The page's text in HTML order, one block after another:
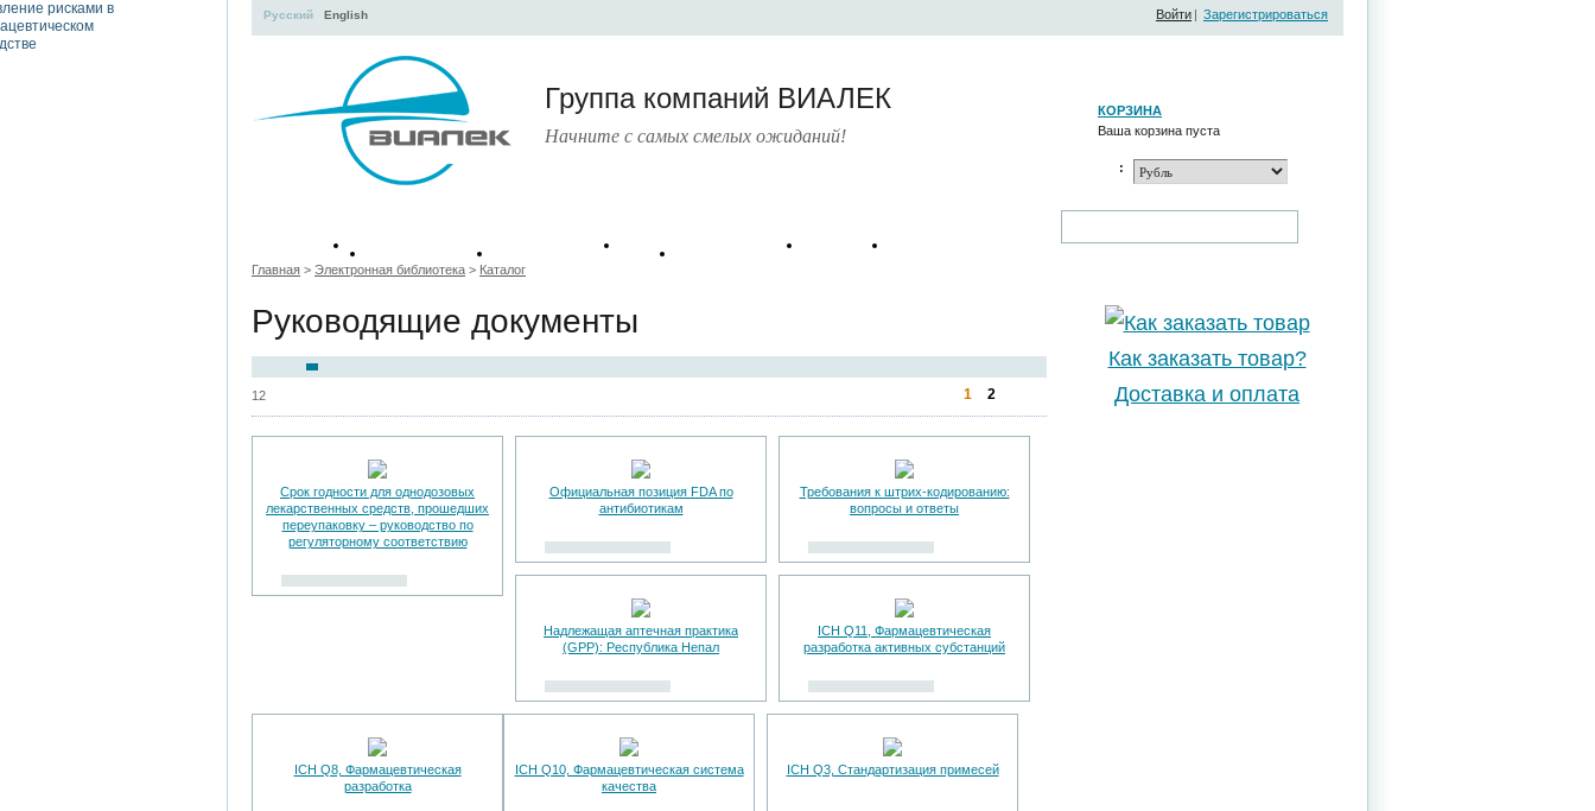
Группа компаний ВИАЛЕК
Начните с самых смелых ожиданий!
Русский English Войти | Зарегистрироваться
КОРЗИНА
Ваша корзина пуста
:
Шаблоны
Главная > Электронная библиотека > Каталог
Руководящие документы
1 2
12
Срок годности для однодозовых
лекарственных средств, прошедших
переупаковку – руководство по
регуляторному соответствию
Официальная позиция FDA по
антибиотикам
Требования к штрих-кодированию:
вопросы и ответы
Надлежащая аптечная практика
(GPP): Республика Непал
ICH Q11, Фармацевтическая
разработка активных субстанций
ICH Q8, Фармацевтическая
разработка
ICH Q10, Фармацевтическая система
качества
ICH Q3, Стандартизация примесей
Как заказать товар?
Доставка и оплата